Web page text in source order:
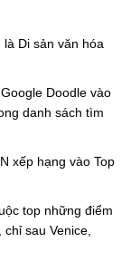
Di sản văn hóa
Doodle vào
danh sách tìm
xếp hạng vào Top
top những điểm
sau Venice,